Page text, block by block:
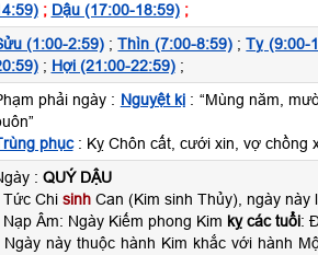
; Dậu (17:00-18:59);
(1:00-2:59);Thìn (7:00-8:59);Tỵ (9:00-
; Hợi (21:00-22:59);
phải ngày : Nguyệt kị : “Mùng năm,
phục: Kỵ Chôn cất, cưới xin, vợ chồng
: QUÝ DẬU
Tức Chi sinhCan (Kim sinh Thủy), ngày này
Nạp Âm: Ngày Kiếm phong Kim kỵ các tuổi:
Ngày này thuộc hành Kim khắc với hành